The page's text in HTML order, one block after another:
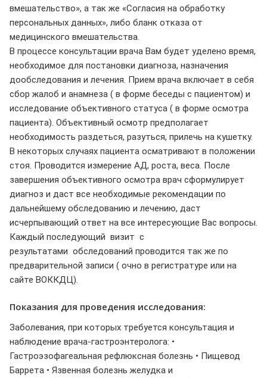
вмешательство», а так же «Согласия на обработку
персональных данных», либо бланк отказа от
медицинского вмешательства.
В процессе консультации врача Вам будет уделено время,
необходимое для постановки диагноза, назначения
дообследования и лечения. Прием врача включает в себя
сбор жалоб и анамнеза ( в форме беседы с пациентом) и
исследование объективного статуса ( в форме осмотра
пациента). Объективный осмотр предполагает
необходимость раздеться, разуться, прилечь на кушетку.
В некоторых случаях пациента осматривают в положении
стоя. Проводится измерение АД, роста, веса. После
завершения объективного осмотра врач сформулирует
диагноз и даст все необходимые рекомендации по
дальнейшему обследованию и лечению, даст
исчерпывающий ответ на все интересующие Вас вопросы.
Каждый последующий визит с
результатами обследований проводится так же по
предварительной записи ( очно в регистратуре или на
сайте ВОККДЦ).
Показания для проведения исследования:
Заболевания, при которых требуется консультация и
наблюдение врача-гастроэнтеролога: •
Гастроэзофагеальная рефлюксная болезнь • Пищевод
Баррета • Язвенная болезнь желудка и